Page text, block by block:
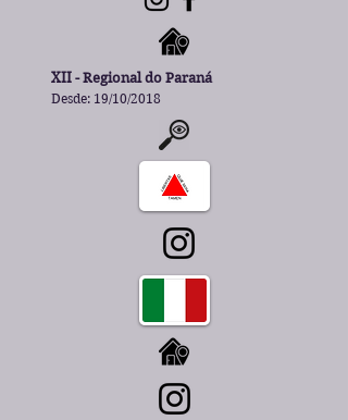
XII - Regional do Paraná
Desde: 19/10/2018